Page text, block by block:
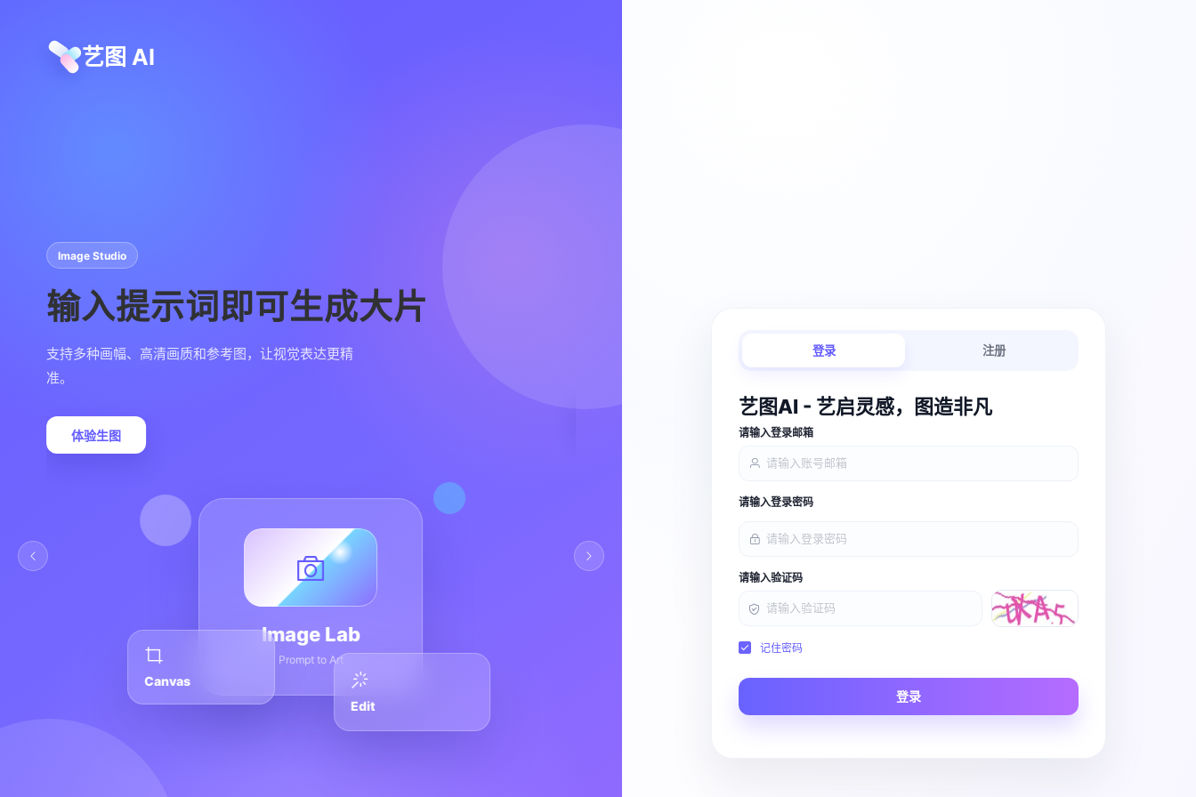
艺图 AI
Image Studio
输入提示词即可生成大片
支持多种画幅、高清画质和参考图，让视觉表达更精
准。
体验生图
Image Lab
Prompt to Art
Edit
Canvas
从脚本、分镜到视频生成，保持创作链路连贯顺畅。
Scene
登录 注册
艺图AI - 艺启灵感，图造非凡
请输入登录邮箱
请输入登录密码
请输入验证码
记住密码
登录